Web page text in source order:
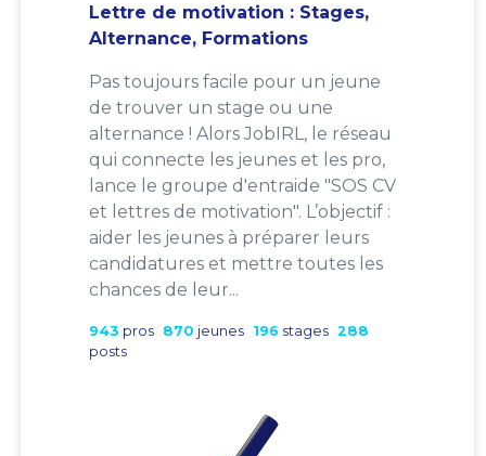
Lettre de motivation : Stages,
Alternance, Formations
Pas toujours facile pour un jeune
de trouver un stage ou une
alternance ! Alors JobIRL, le réseau
qui connecte les jeunes et les pro,
lance le groupe d'entraide "SOS CV
et lettres de motivation". L’objectif :
aider les jeunes à préparer leurs
candidatures et mettre toutes les
chances de leur...
943 pros 870 jeunes 196 stages 288
posts